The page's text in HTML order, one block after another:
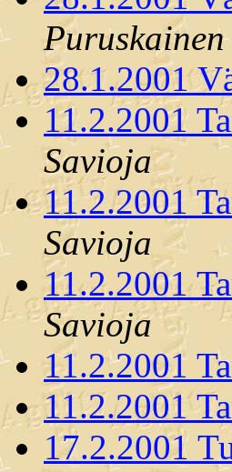
Puruskainen
28.1.2001
11.2.2001
Savioja
11.2.2001
Savioja
11.2.2001
Savioja
11.2.2001
11.2.2001
17.2.2001